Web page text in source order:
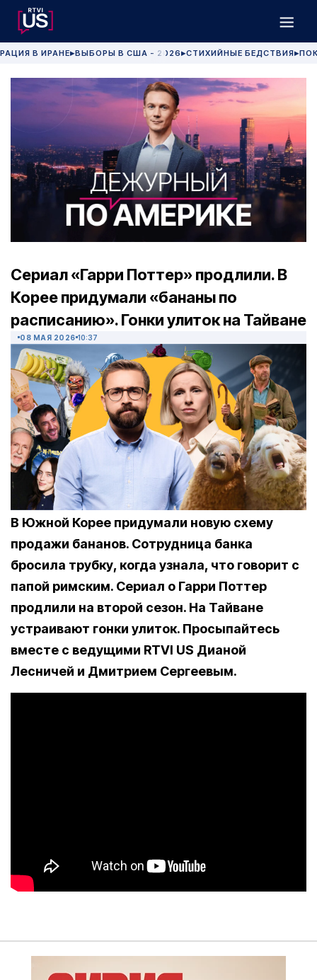
В ИРАНЕ▶ВЫБОРЫ В США - 2026 ▶СТИХИЙНЫЕ БЕДСТВИЯ▶
Сериал «Гарри Поттер» продлили. В
Корее придумали «бананы по
расписанию». Гонки улиток на Тайване
08 МАЯ 2026 10:37
В Южной Корее придумали новую схему
продажи бананов. Сотрудница банка
бросила трубку, когда узнала, что говорит с
папой римским. Сериал о Гарри Поттер
продлили на второй сезон. На Тайване
устраивают гонки улиток. Просыпайтесь
вместе с ведущими RTVI US Дианой
Лесничей и Дмитрием Сергеевым.